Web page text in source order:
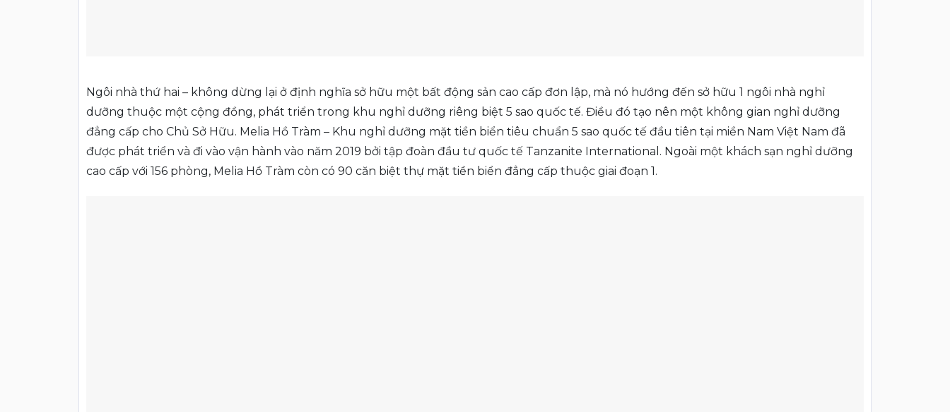
Ngôi nhà thứ hai – không dừng lại ở định nghĩa sở hữu một bất động sản cao cấp đơn lập, mà nó hướng đến sở hữu 1 ngôi nhà nghỉ
dưỡng thuộc một cộng đồng, phát triển trong khu nghỉ dưỡng riêng biệt 5 sao quốc tế. Điều đó tạo nên một không gian nghỉ dưỡng
đẳng cấp cho Chủ Sở Hữu. Melia Hồ Tràm – Khu nghỉ dưỡng mặt tiền biển tiêu chuẩn 5 sao quốc tế đầu tiên tại miền Nam Việt Nam đã
được phát triển và đi vào vận hành vào năm 2019 bởi tập đoàn đầu tư quốc tế Tanzanite International. Ngoài một khách sạn nghỉ dưỡng
cao cấp với 156 phòng, Melia Hồ Tràm còn có 90 căn biệt thự mặt tiền biển đẳng cấp thuộc giai đoạn 1.